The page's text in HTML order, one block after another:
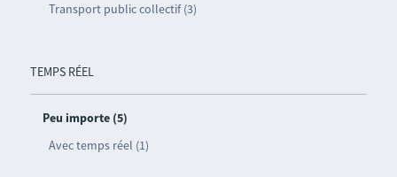
Transport public collectif (3)
TEMPS RÉEL
Peu importe (5)
Avec temps réel (1)